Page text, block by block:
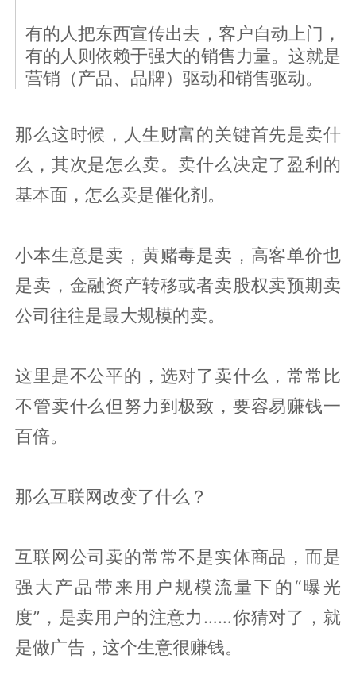
有的人把东西宣传出去，客户自动上门，
有的人则依赖于强大的销售力量。这就是
营销（产品、品牌）驱动和销售驱动。
那么这时候，人生财富的关键首先是卖什
么，其次是怎么卖。卖什么决定了盈利的
基本面，怎么卖是催化剂。
小本生意是卖，黄赌毒是卖，高客单价也
是卖，金融资产转移或者卖股权卖预期卖
公司往往是最大规模的卖。
这里是不公平的，选对了卖什么，常常比
不管卖什么但努力到极致，要容易赚钱一
百倍。
那么互联网改变了什么？
互联网公司卖的常常不是实体商品，而是
强大产品带来用户规模流量下的“曝光
度”，是卖用户的注意力……你猜对了，就
是做广告，这个生意很赚钱。